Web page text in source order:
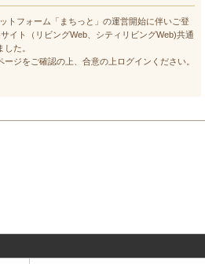
トフォーム「まちっと」の運営開始に伴いご登
イト（リビングWeb、シティリビングWeb)共通
た。
ジをご確認の上、合意の上ログインください。